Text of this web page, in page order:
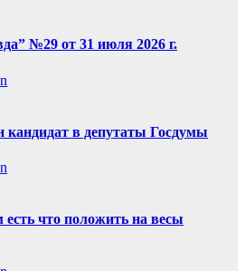
№29 от 31 июля 2026 г.
кандидат в депутаты Госдумы
что положить на весы